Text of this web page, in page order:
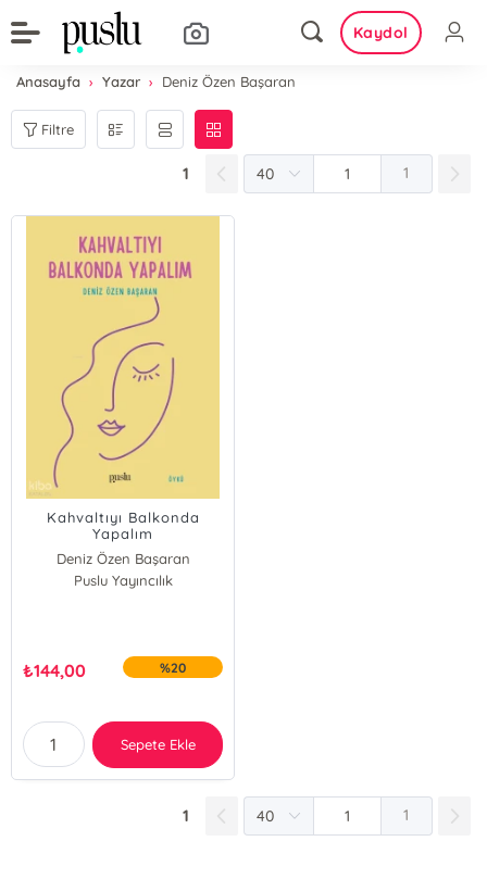
Kaydol
Anasayfa Yazar Deniz Özen Başaran
Filtre
1 1
Kahvaltıyı Balkonda
Yapalım
Deniz Özen Başaran
Puslu Yayıncılık
₺144,00 %20
Sepete Ekle
1 1